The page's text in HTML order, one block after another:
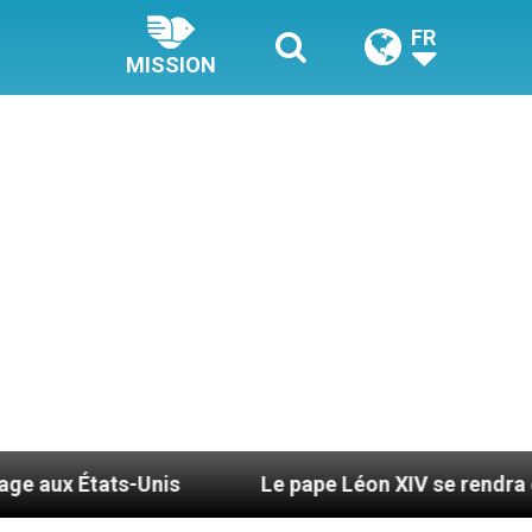
MISSION
FR
Le pape Léon XIV se rendra en Uruguay,